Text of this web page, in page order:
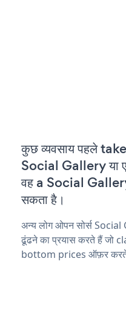
कुछ व्यवसाय पहले
Social Gallery या
वह a Social
सकता है।
अन्य लोग ओपन सोर्स
ढूंढने का प्रयास करते हैं जो
bottom prices ऑफ़र